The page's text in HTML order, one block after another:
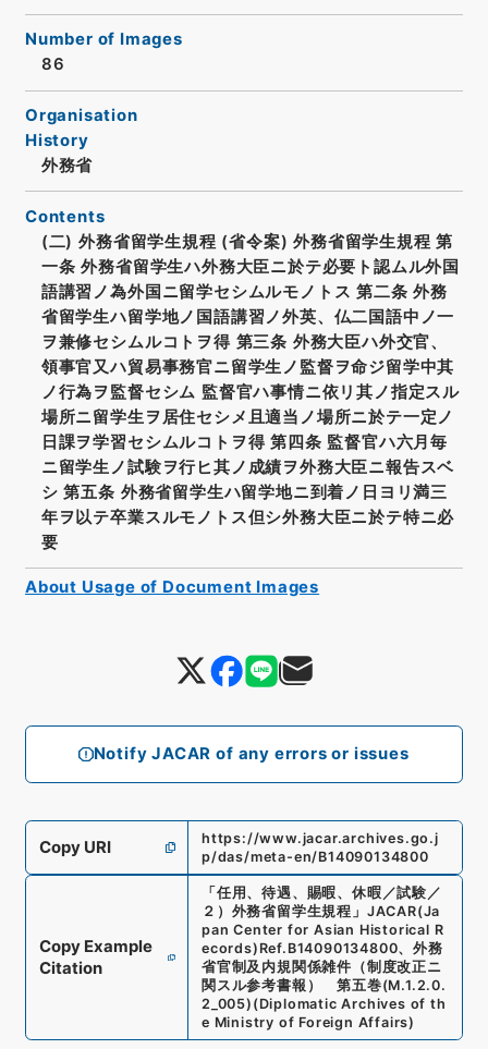
Notify JACAR of any errors or issues
Number of Images
86
Organisation
History
外務省
Contents
(二) 外務省留学生規程 (省令案) 外務省留学生規程 第
一条 外務省留学生ハ外務大臣ニ於テ必要ト認ムル外国
語講習ノ為外国ニ留学セシムルモノトス 第二条 外務
省留学生ハ留学地ノ国語講習ノ外英、仏二国語中ノ一
ヲ兼修セシムルコトヲ得 第三条 外務大臣ハ外交官、
領事官又ハ貿易事務官ニ留学生ノ監督ヲ命ジ留学中其
ノ行為ヲ監督セシム 監督官ハ事情ニ依リ其ノ指定スル
場所ニ留学生ヲ居住セシメ且適当ノ場所ニ於テ一定ノ
日課ヲ学習セシムルコトヲ得 第四条 監督官ハ六月毎
ニ留学生ノ試験ヲ行ヒ其ノ成績ヲ外務大臣ニ報告スベ
シ 第五条 外務省留学生ハ留学地ニ到着ノ日ヨリ満三
年ヲ以テ卒業スルモノトス但シ外務大臣ニ於テ特ニ必
要
Copy URI
https://www.jacar.archives.go.j
p/das/meta-en/B14090134800
Copy Example
Citation
「 任用、待遇、賜暇、休暇／試験／
２）外務省留学生規程 」 JACAR(Ja
pan Center for Asian Historical R
ecords) Ref. B14090134800、外務
省官制及内規関係雑件（制度改正ニ
関スル参考書報） 第五巻(M.1.2.0.
2_005) (Diplomatic Archives of th
e Ministry of Foreign Affairs)
About Usage of Document Images